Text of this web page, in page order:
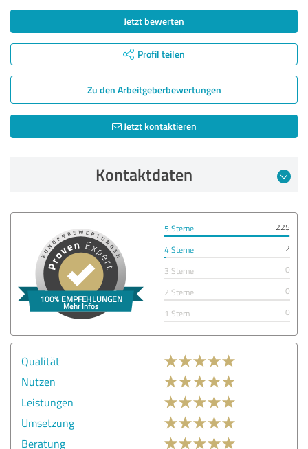
Jetzt bewerten
Profil teilen
Zu den Arbeitgeber­bewertungen
Jetzt kontaktieren
Kontaktdaten
5 Sterne
225
4 Sterne
2
3 Sterne
0
2 Sterne
0
1 Stern
0
Qualität
Nutzen
Leistungen
Umsetzung
Beratung